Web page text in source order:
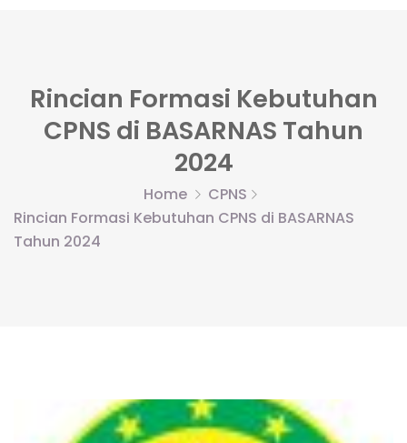
Rincian Formasi Kebutuhan
CPNS di BASARNAS Tahun
2024
Home
CPNS
Rincian Formasi Kebutuhan CPNS di BASARNAS
Tahun 2024